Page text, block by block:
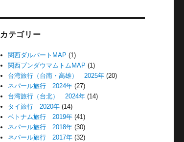
カテゴリー
関西ダルバートMAP (1)
関西ブンダウマムトムMAP (1)
台湾旅行（台南・高雄） 2025年 (20)
ネパール旅行 2024年 (27)
台湾旅行（台北） 2024年 (14)
タイ旅行 2020年 (14)
ベトナム旅行 2019年 (41)
ネパール旅行 2018年 (30)
ネパール旅行 2017年 (32)